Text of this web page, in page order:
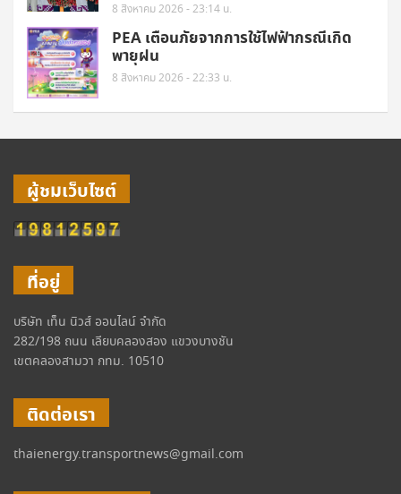
8 สิงหาคม 2026 - 23:14 น.
PEA เตือนภัยจากการใช้ไฟฟ้ากรณีเกิด
พายุฝน
8 สิงหาคม 2026 - 22:33 น.
ผู้ชมเว็บไซต์
ที่อยู่
บริษัท เท็น นิวส์ ออนไลน์ จำกัด
282/198 ถนน เลียบคลองสอง แขวงบางชัน
เขตคลองสามวา กทม. 10510
ติดต่อเรา
thaienergy.transportnews@gmail.com